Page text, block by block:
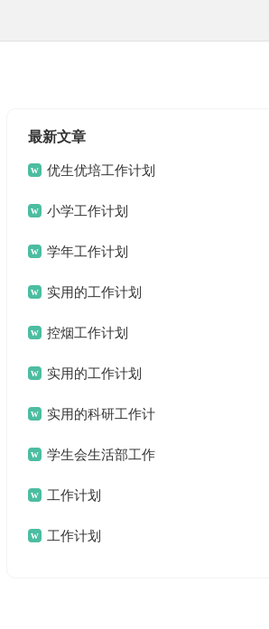
最新文章
优生优培工作计划
小学工作计划
学年工作计划
实用的工作计划
控烟工作计划
实用的工作计划
实用的科研工作计
划 学生会生活部工作
计划工作计划
工作计划